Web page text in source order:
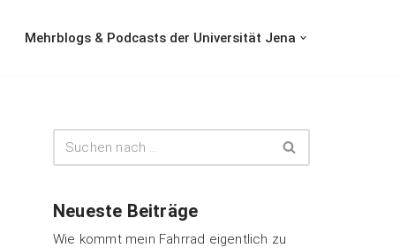
Mehrblogs & Podcasts der Universität Jena
Neueste Beiträge
Wie kommt mein Fahrrad eigentlich zu